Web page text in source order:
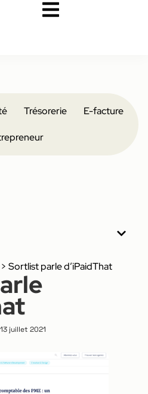
Trésorerie E-facture
> Sortlist parle d’iPaidThat
13 juillet 2021